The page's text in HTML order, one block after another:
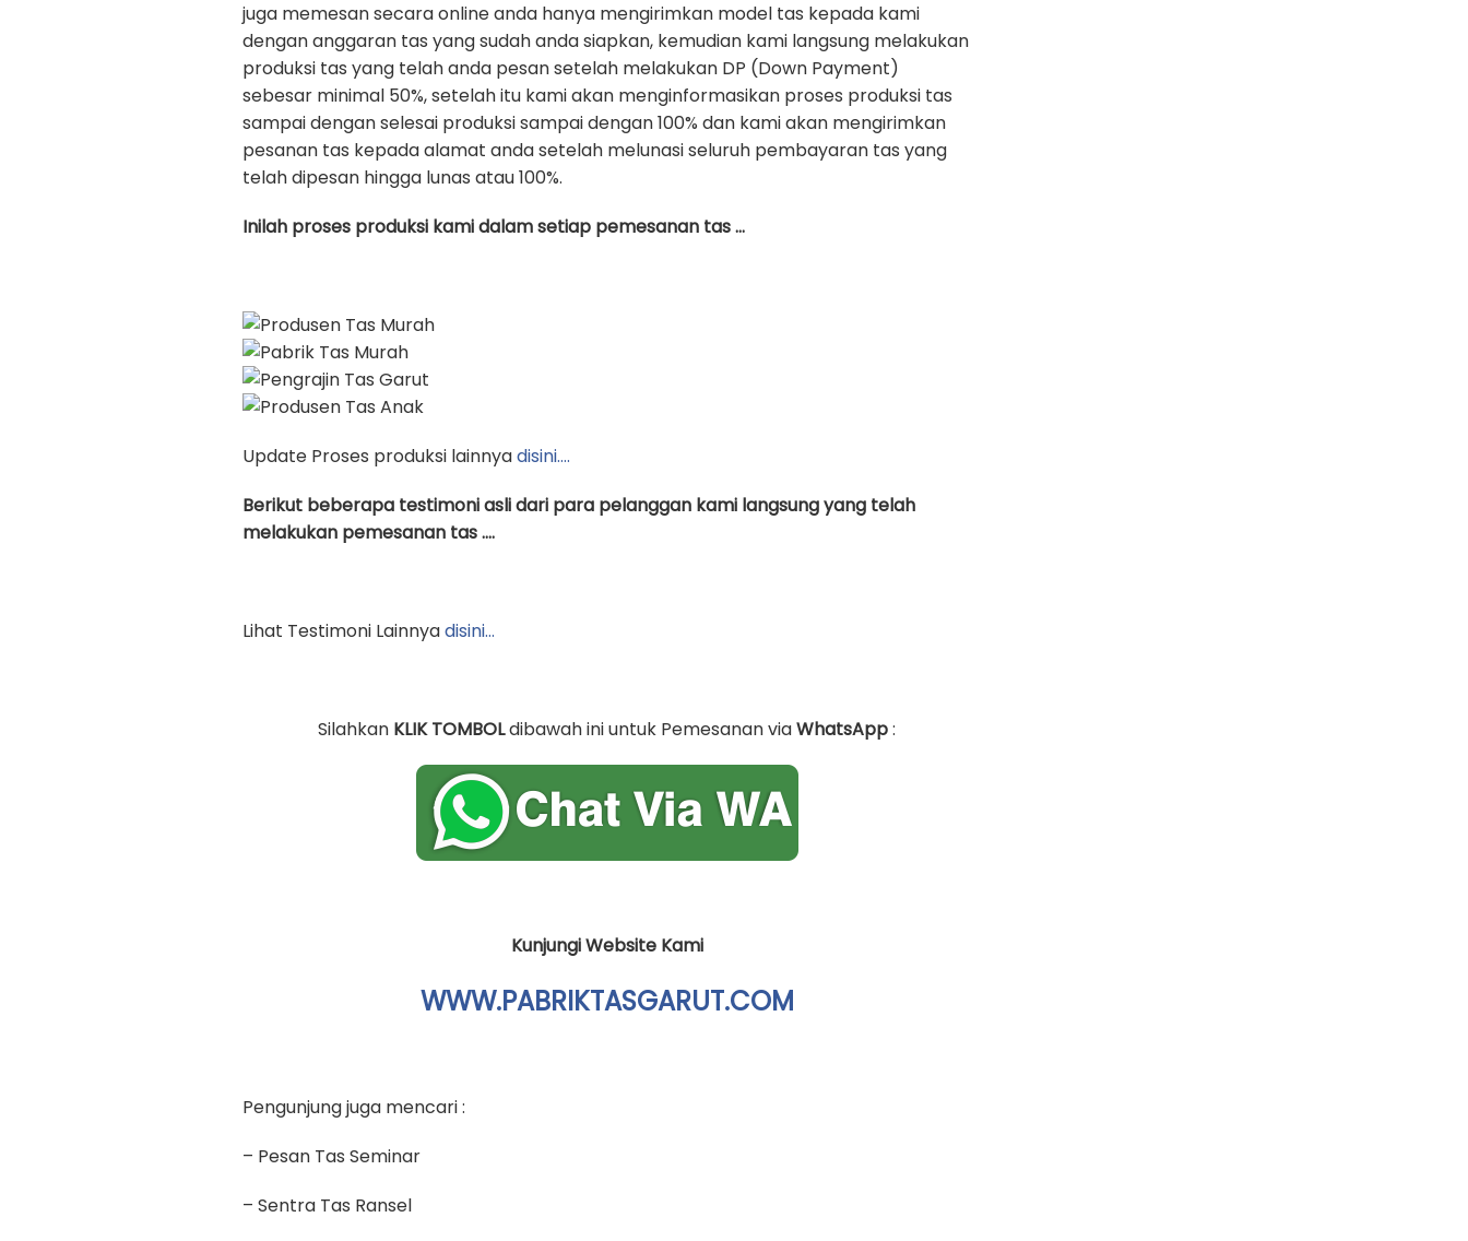
juga memesan secara online anda hanya mengirimkan model tas kepada kami
dengan anggaran tas yang sudah anda siapkan, kemudian kami langsung melakukan
produksi tas yang telah anda pesan setelah melakukan DP (Down Payment)
sebesar minimal 50%, setelah itu kami akan menginformasikan proses produksi tas
sampai dengan selesai produksi sampai dengan 100% dan kami akan mengirimkan
pesanan tas kepada alamat anda setelah melunasi seluruh pembayaran tas yang
telah dipesan hingga lunas atau 100%.
Inilah proses produksi kami dalam setiap pemesanan tas …
Update Proses produksi lainnyadisini….
Berikut beberapa testimoni asli dari para pelanggan kami langsung yang telah
melakukan pemesanan tas ….
Lihat Testimoni Lainnyadisini…
Silahkan KLIK TOMBOLdibawah ini untuk Pemesanan viaWhatsApp:
Kunjungi Website Kami
WWW.PABRIKTASGARUT.COM
Pengunjung juga mencari :
– Pesan Tas Seminar
– Sentra Tas Ransel